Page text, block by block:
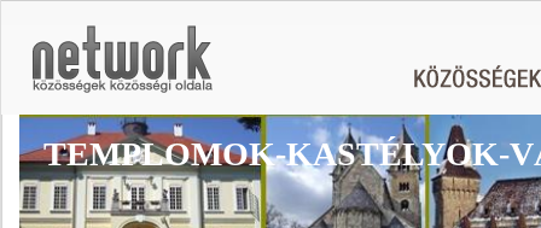
TEMPLOMOK-KASTÉLYOK-